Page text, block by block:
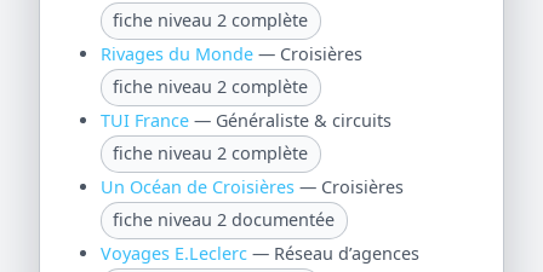
fiche niveau 2 complète
Rivages du Monde— Croisières
fiche niveau 2 complète
TUI France— Généraliste & circuits
fiche niveau 2 complète
Un Océan de Croisières— Croisières
fiche niveau 2 documentée
Voyages E.Leclerc— Réseau d’agences